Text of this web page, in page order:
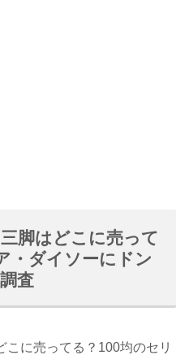
脚はどこに売って
・ダイソーにドン
査
に売ってる？100均のセリ